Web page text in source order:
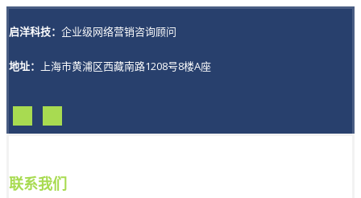
启洋科技： 企业级网络营销咨询顾问
地址： 上海市黄浦区西藏南路1208号8楼A座
联系我们